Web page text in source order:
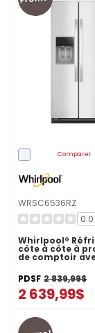
Comparer
WRSC6536RZ
0.0
Whirlpool®
côte à côte à
de comptoir
préparation et
rangement - 36
WRSC6536RZ
PDSF 2 839,99$
2 639,99$